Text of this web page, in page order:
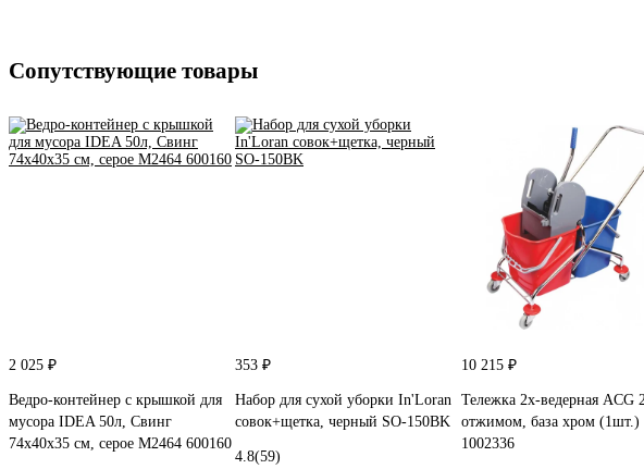
Сопутствующие товары
2 025 ₽
Ведро-контейнер с крышкой для
мусора IDEA 50л, Свинг
74х40х35 см, серое М2464 600160
353 ₽
Набор для сухой уборки In'Loran
совок+щетка, черный SO-150BK
4.8(59)
10 215 ₽
Тележка 2х-ведерная ACG
отжимом, база хром (1шт.)
1002336